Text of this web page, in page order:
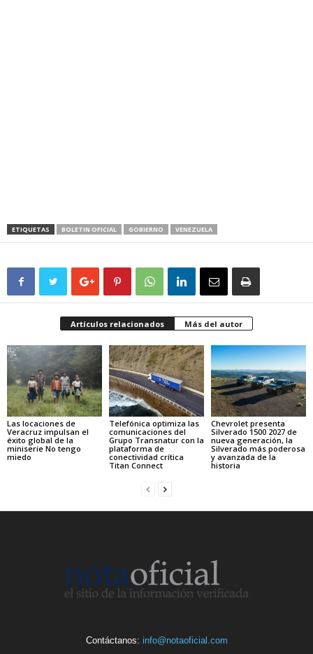
ETIQUETAS BOLETIN OFICIAL GOBIERNO VENEZUELA
Artículos relacionados Más del autor
Las locaciones de
Veracruz impulsan el
éxito global de la
miniserie No tengo
miedo
Telefónica optimiza las
comunicaciones del
Grupo Transnatur con la
plataforma de
conectividad crítica
Titan Connect
Chevrolet presenta
Silverado 1500 2027 de
nueva generación, la
Silverado más poderosa
y avanzada de la
historia
Contáctanos: info@notaoficial.com